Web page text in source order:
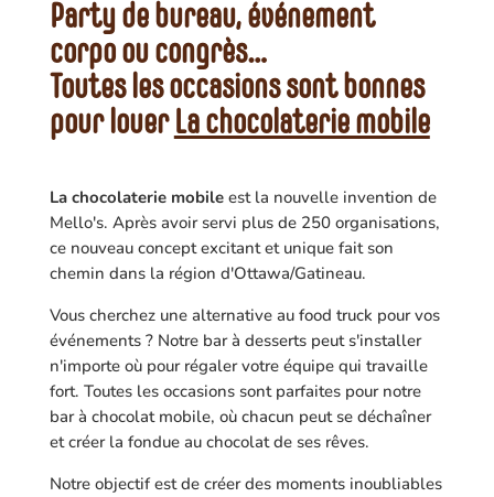
Party de bureau, événement
corpo ou congrès…
Toutes les occasions sont bonnes
pour louerLa chocolaterie mobile
La chocolaterie mobileest la nouvelle invention de
Mello's. Après avoir servi plus de 250 organisations,
ce nouveau concept excitant et unique fait son
chemin dans la région d'Ottawa/Gatineau.
Vous cherchez une alternative au food truck pour vos
événements ? Notre bar à desserts peut s'installer
n'importe où pour régaler votre équipe qui travaille
fort. Toutes les occasions sont parfaites pour notre
bar à chocolat mobile, où chacun peut se déchaîner
et créer la fondue au chocolat de ses rêves.
Notre objectif est de créer des moments inoubliables